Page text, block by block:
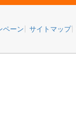
ペーン サイトマップ